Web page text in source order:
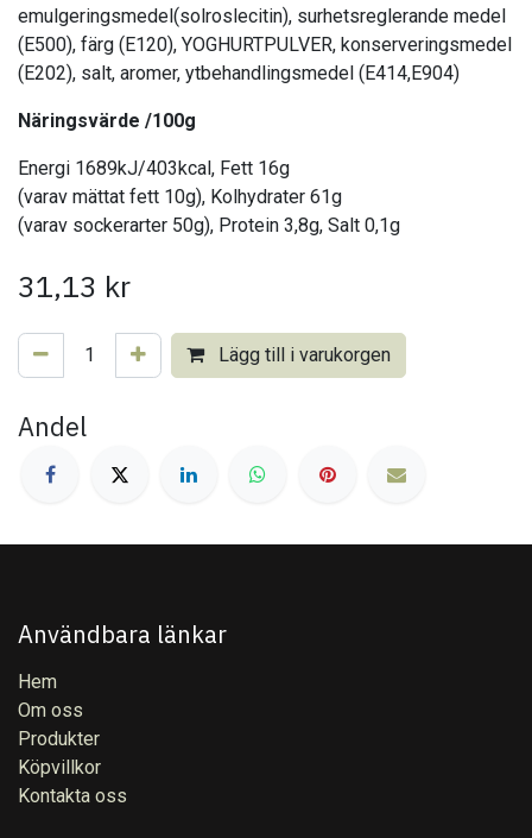
emulgeringsmedel(solroslecitin), surhetsreglerande medel
(E500), färg (E120), YOGHURTPULVER, konserveringsmedel
(E202), salt, aromer, ytbehandlingsmedel (E414,E904)
Näringsvärde /100g
Energi 1689kJ/403kcal, Fett 16g
(varav mättat fett 10g), Kolhydrater 61g
(varav sockerarter 50g), Protein 3,8g, Salt 0,1g
31,13 kr
Lägg till i varukorgen
Andel
Användbara länkar
Hem
Om oss
Produkter
Köpvillkor
Kontakta oss